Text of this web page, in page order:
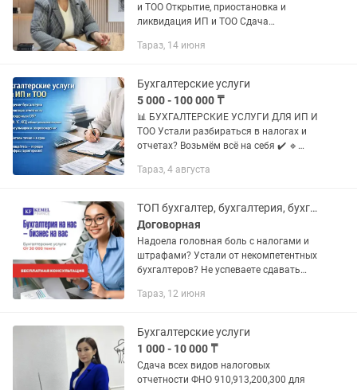
и ТОО Открытие, приостановка и
ликвидация ИП и ТОО Сдача
ошибок ф100.00, ф200.00, ф300.00,
Тараз, 14 июня
Бухгалтерские услуги
5 000 - 100 000 ₸
📊 БУХГАЛТЕРСКИЕ УСЛУГИ ДЛЯ ИП И
ТОО Устали разбираться в налогах и
отчетах? Возьмём всё на себя ✔️ 🔹
налоговой отчетности (910, 200, 300,
Тараз, 4 августа
ТОП бухгалтер, бухгалтерия, бухгалтерские услуги Тараз
Договорная
Надоела головная боль с налогами и
штрафами? Устали от некомпетентных
бухгалтеров? Не успеваете сдавать
боитесь проверок от КГД? Не знаете,
Тараз, 12 июня
Бухгалтерские услуги
1 000 - 10 000 ₸
Сдача всех видов налоговых
отчетности ФНО 910,913,200,300 для